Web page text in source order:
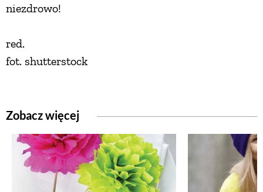
niezdrowo!
red.
fot. shutterstock
Zobacz więcej